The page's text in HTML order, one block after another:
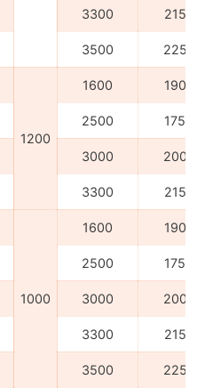
3300 2150
3500 2250
1200
1600 1900
2500 1750
3000 2000
3300 2150
1000
1600 1900
2500 1750
3000 2000
3300 2150
3500 2250